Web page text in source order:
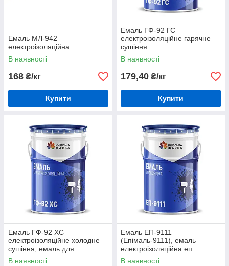
Емаль МЛ-942
електроізоляційна
В наявності
168 ₴/кг
Купити
Емаль ГФ-92 ГС
електроізоляційне гарячне
сушіння
В наявності
179,40 ₴/кг
Купити
Емаль ГФ-92 ХС
електроізоляційне холодне
сушіння, емаль для
електромашин
В наявності
Емаль ЕП-9111
(Епімаль-9111), емаль
електроізоляційна еп
В наявності